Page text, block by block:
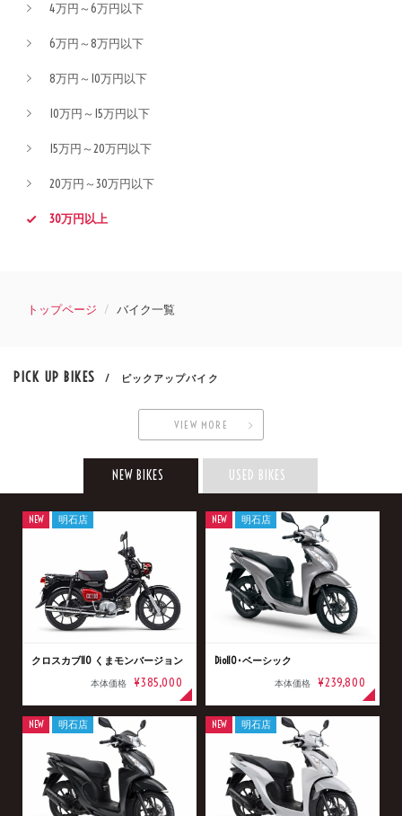
4万円～6万円以下
6万円～8万円以下
8万円～10万円以下
10万円～15万円以下
15万円～20万円以下
20万円～30万円以下
30万円以上
トップページ バイク一覧
PICK UP BIKES / ピックアップバイク
VIEW MORE
NEW BIKES USED BIKES
クロスカブ110 くまモンバージョン
本体価格 ¥385,000
NEW 明石店
Dio110･ベーシック
本体価格 ¥239,800
NEW 明石店
NEW 明石店 NEW 明石店